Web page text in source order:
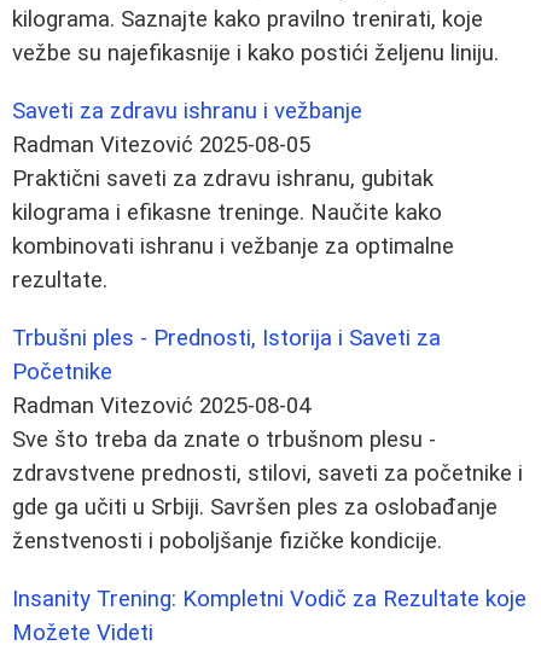
kilograma. Saznajte kako pravilno trenirati, koje
vežbe su najefikasnije i kako postići željenu liniju.
Saveti za zdravu ishranu i vežbanje
Radman Vitezović 2025-08-05
Praktični saveti za zdravu ishranu, gubitak
kilograma i efikasne treninge. Naučite kako
kombinovati ishranu i vežbanje za optimalne
rezultate.
Trbušni ples - Prednosti, Istorija i Saveti za
Početnike
Radman Vitezović 2025-08-04
Sve što treba da znate o trbušnom plesu -
zdravstvene prednosti, stilovi, saveti za početnike i
gde ga učiti u Srbiji. Savršen ples za oslobađanje
ženstvenosti i poboljšanje fizičke kondicije.
Insanity Trening: Kompletni Vodič za Rezultate koje
Možete Videti